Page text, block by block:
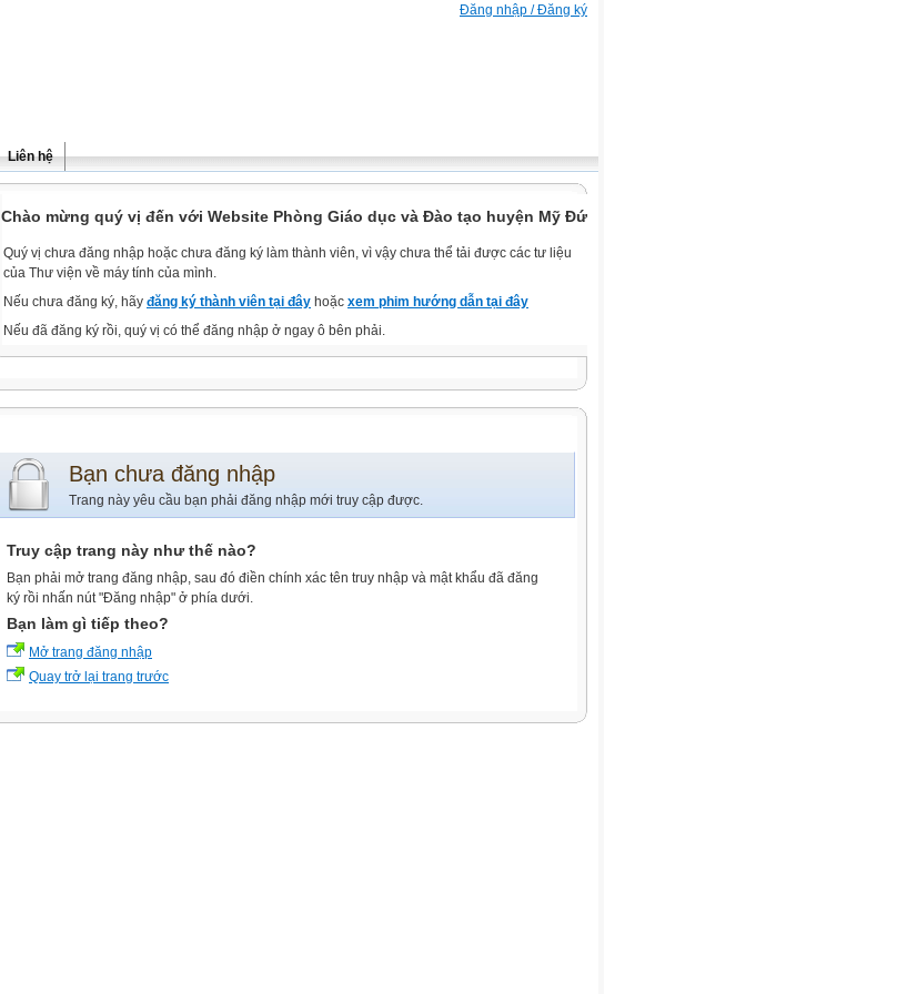
Đăng nhập / Đăng ký
Liên hệ
Chào mừng quý vị đến với Website Phòng Giáo dục và Đào tạo huyện Mỹ Đức.
Quý vị chưa đăng nhập hoặc chưa đăng ký làm thành viên, vì vậy chưa thể tải được các tư liệu
của Thư viện về máy tính của mình.
Nếu chưa đăng ký, hãy đăng ký thành viên tại đây hoặc xem phim hướng dẫn tại đây
Nếu đã đăng ký rồi, quý vị có thể đăng nhập ở ngay ô bên phải.
Bạn chưa đăng nhập
Trang này yêu cầu bạn phải đăng nhập mới truy cập được.
Truy cập trang này như thế nào?
Bạn phải mở trang đăng nhập, sau đó điền chính xác tên truy nhập và mật khẩu đã đăng
ký rồi nhấn nút "Đăng nhập" ở phía dưới.
Bạn làm gì tiếp theo?
Mở trang đăng nhập
Quay trở lại trang trước